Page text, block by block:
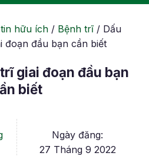
hữu ích / Bệnh trĩ/ Dấu
đoạn đầu bạn cần biết
giai đoạn đầu bạn
biết
Ngày đăng:
27 Tháng 9 2022